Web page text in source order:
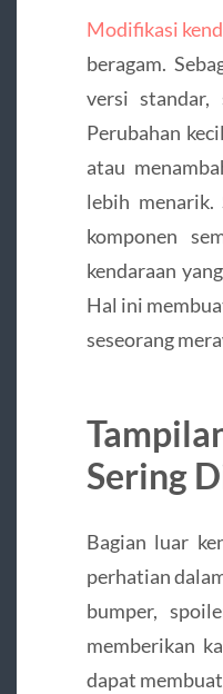
Modifikasi
beragam.
versi standar,
Perubahan
atau
lebih
komponen
kendaraan
Hal ini
seseorang
Sering
Bagian luar
perhatian
bumper,
memberikan
dapat